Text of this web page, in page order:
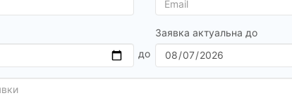
Заявка актуальна до